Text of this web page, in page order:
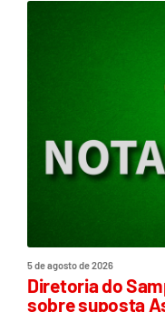
5 de agosto de 2026
Diretoria do
sobre suposta